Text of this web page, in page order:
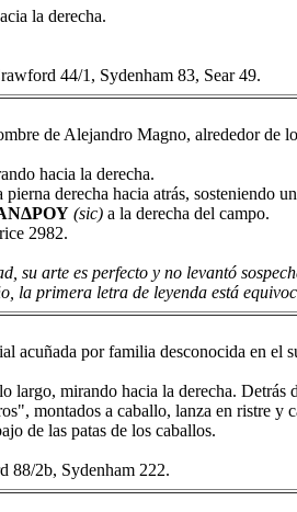
la derecha.
44/1, Sydenham 83, Sear 49.
de Alejandro Magno, alrededor de
hacia la derecha.
derecha hacia atrás, sosteniendo
(sic)a la derecha del campo.
2982.
su arte es perfecto y no levantó
la primera letra de leyenda está
acuñada por familia desconocida en el
largo, mirando hacia la derecha.
montados a caballo, lanza en ristre y
de las patas de los caballos.
88/2b, Sydenham 222.